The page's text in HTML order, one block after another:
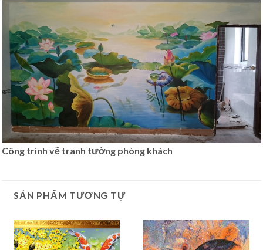
Công trình vẽ tranh tường phòng khách
SẢN PHẨM TƯƠNG TỰ